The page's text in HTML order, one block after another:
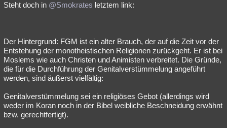
Steht doch in @Smokrates letztem link:
Der Hintergrund: FGM ist ein alter Brauch, der auf die Zeit vor der
Entstehung der monotheistischen Religionen zurückgeht. Er ist bei
Moslems wie auch Christen und Animisten verbreitet. Die Gründe,
die für die Durchführung der Genitalverstümmelung angeführt
werden, sind äußerst vielfältig:
Genitalverstümmelung sei ein religiöses Gebot (allerdings wird
weder im Koran noch in der Bibel weibliche Beschneidung erwähnt
bzw. gerechtfertigt).